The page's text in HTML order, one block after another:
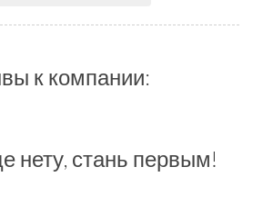
к компании:
нету, стань первым!